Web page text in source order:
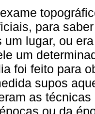
para
um lugar, ou
um
foi feito para
supos
as
ou da